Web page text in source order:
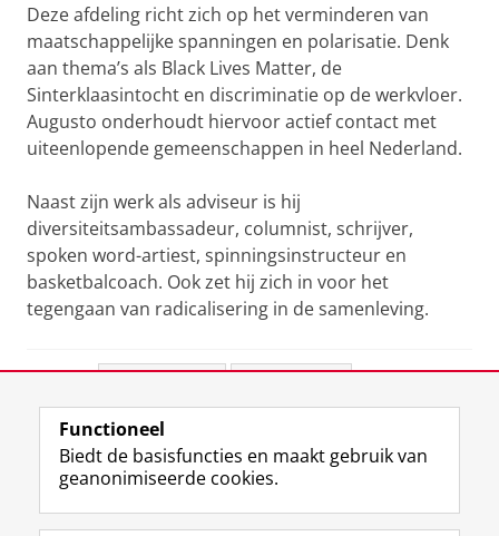
Deze afdeling richt zich op het verminderen van
maatschappelijke spanningen en polarisatie. Denk
aan thema’s als Black Lives Matter, de
Sinterklaasintocht en discriminatie op de werkvloer.
Augusto onderhoudt hiervoor actief contact met
uiteenlopende gemeenschappen in heel Nederland.
Naast zijn werk als adviseur is hij
diversiteitsambassadeur, columnist, schrijver,
spoken word-artiest, spinningsinstructeur en
basketbalcoach. Ook zet hij zich in voor het
tegengaan van radicalisering in de samenleving.
View this page in:English
Volg de RUG
F
L
R I
Y
Functioneel
Biedt de basisfuncties en maakt gebruik van
geanonimiseerde cookies.